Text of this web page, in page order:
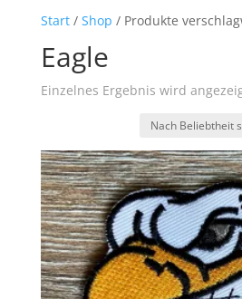
Start/ Shop / Produkte
Eagle
Einzelnes Ergebnis wird